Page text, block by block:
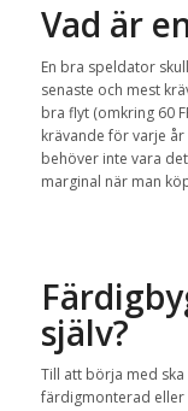
Vad är
En bra speldator
senaste och mest
bra flyt (omkring 60
krävande för varje
behöver inte vara
marginal när man
själv?
Till att börja med
färdigmonterad eller